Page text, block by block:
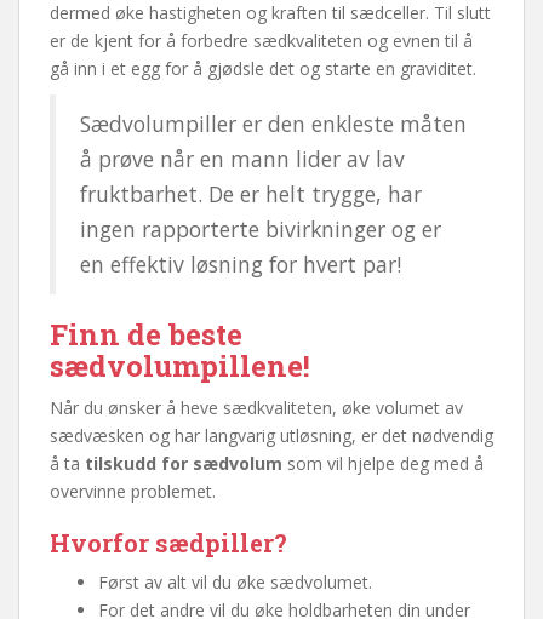
dermed øke hastigheten og kraften til sædceller. Til slutt
er de kjent for å forbedre sædkvaliteten og evnen til å
gå inn i et egg for å gjødsle det og starte en graviditet.
Sædvolumpiller er den enkleste måten
å prøve når en mann lider av lav
fruktbarhet. De er helt trygge, har
ingen rapporterte bivirkninger og er
en effektiv løsning for hvert par!
Finn de beste
sædvolumpillene!
Når du ønsker å heve sædkvaliteten, øke volumet av
sædvæsken og har langvarig utløsning, er det nødvendig
å ta tilskudd for sædvolum som vil hjelpe deg med å
overvinne problemet.
Hvorfor sædpiller?
Først av alt vil du øke sædvolumet.
For det andre vil du øke holdbarheten din under